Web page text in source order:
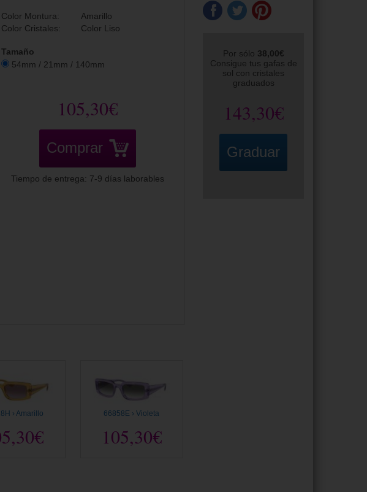
Color Montura:
Amarillo
Color Cristales:
Color Liso
Tamaño
54mm / 21mm / 140mm
105,30€
Comprar
Tiempo de entrega: 7-9 días laborables
Por sólo 38,00€
Consigue tus gafas de
sol con cristales
graduados
143,30€
Graduar
› Amarillo 66858E › Violeta
105,30€